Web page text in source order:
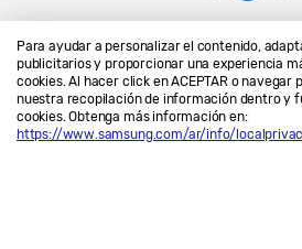
Para ayudar a personalizar el contenido,
publicitarios y proporcionar una experiencia
cookies. Al hacer click en ACEPTAR o navegar
nuestra recopilación de información dentro y
cookies. Obtenga más información en:
https://www.samsung.com/ar/info/
Contáctanos
Privacidad